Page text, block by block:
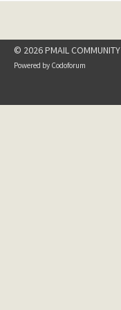
© 2026 PMAIL COMMUNITY
Powered by Codoforum